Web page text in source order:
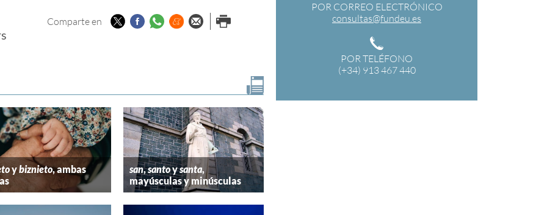
POR CORREO ELECTRÓNICO
consultas@fundeu.es
POR TELÉFONO
(+34) 913 467 440
Comparte en TwitterFacebook
Whatsapp
Menéame
Enviar porImprimir
ybiznieto, ambas
san,santoysanta,
mayúsculas y minúsculas